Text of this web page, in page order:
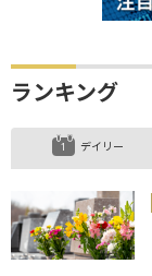
ランキング
デイリー